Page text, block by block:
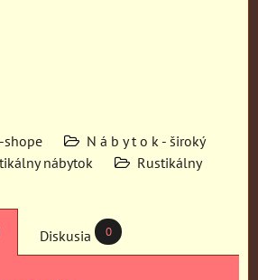
shope
N á b y t o k - široký
nábytok
Rustikálny
Diskusia 0